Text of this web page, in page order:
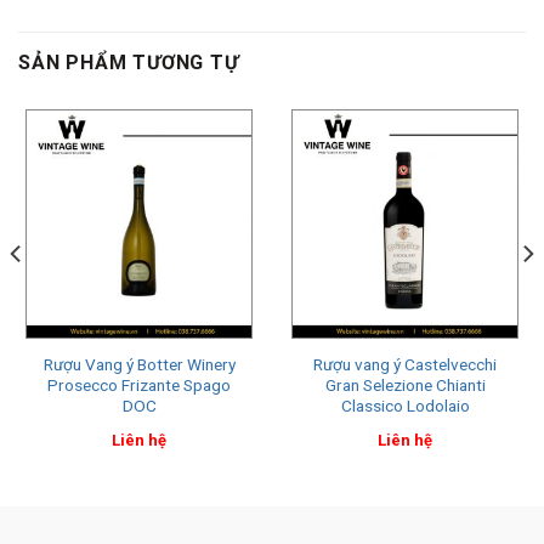
SẢN PHẨM TƯƠNG TỰ
Rượu Vang ý Botter Winery
Prosecco Frizante Spago
DOC
Liên hệ
Rượu vang ý Castelvecchi
Gran Selezione Chianti
Classico Lodolaio
Liên hệ